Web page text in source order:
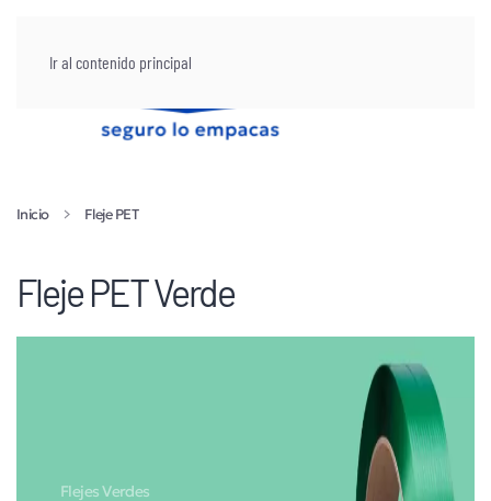
Ir al contenido principal
Inicio Fleje PET
Fleje PET Verde
Flejes Verdes